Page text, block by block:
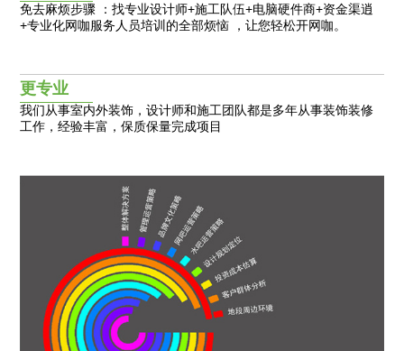
免去麻烦步骤 ：找专业设计师+施工队伍+电脑硬件商+资金渠逍
+专业化网咖服务人员培训的全部烦恼 ，让您轻松开网咖。
更专业
我们从事室内外装饰，设计师和施工团队都是多年从事装饰装修
工作，经验丰富，保质保量完成项目